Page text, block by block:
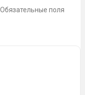
Обязательные поля